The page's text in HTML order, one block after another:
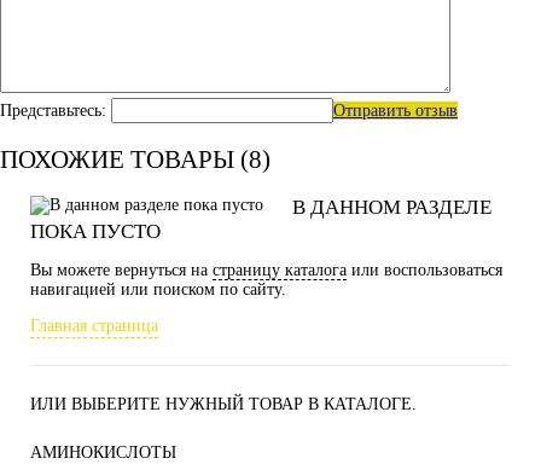
Представьтесь: Отправить отзыв
ПОХОЖИЕ ТОВАРЫ (8)
В ДАННОМ РАЗДЕЛЕ
ПОКА ПУСТО
Вы можете вернуться на страницу каталога или воспользоваться
навигацией или поиском по сайту.
Главная страница
ИЛИ ВЫБЕРИТЕ НУЖНЫЙ ТОВАР В КАТАЛОГЕ.
АМИНОКИСЛОТЫ